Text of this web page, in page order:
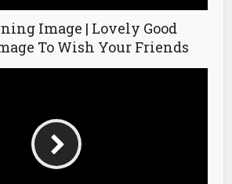
Image | Lovely Good
To Wish Your Friends